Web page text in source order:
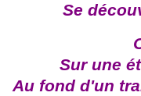
Se
Sur une
Au fond d'un